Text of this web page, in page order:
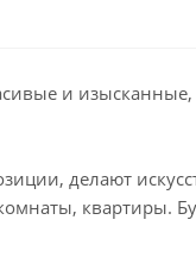
и изысканные,
делают
квартиры.